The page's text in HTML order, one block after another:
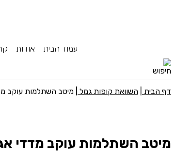
עמוד הבית אודות
דף הבית השוואת קופות גמל מיטב השתלמות עוקב מדדי
מיטב השתלמות עוקב מדדי אג"ח עם